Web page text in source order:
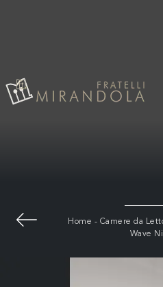
Home - Camere da
Wave